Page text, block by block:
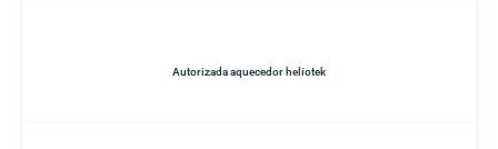
Autorizada aquecedor heliotek